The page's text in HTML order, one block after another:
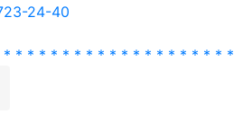
24-40
* * * * * * * * * * * * * * * * * * *